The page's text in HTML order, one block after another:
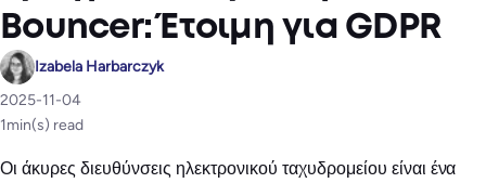
Bouncer: Έτοιμη για GDPR
Izabela Harbarczyk
2025-11-04
1min(s) read
Οι άκυρες διευθύνσεις ηλεκτρονικού ταχυδρομείου είναι ένα